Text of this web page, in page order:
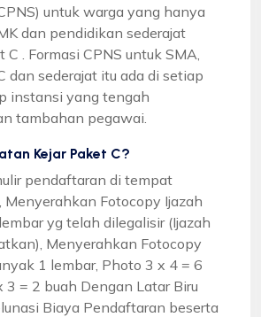
untuk warga yang hanya
dan pendidikan sederajat
. Formasi CPNS untuk SMA,
dan sederajat itu ada di setiap
instansi yang tengah
tambahan pegawai.
Kejar Paket C?
pendaftaran di tempat
Menyerahkan Fotocopy Ijazah
yg telah dilegalisir (Ijazah
Menyerahkan Fotocopy
1 lembar, Photo 3 x 4 = 6
3 = 2 buah Dengan Latar Biru
Biaya Pendaftaran beserta